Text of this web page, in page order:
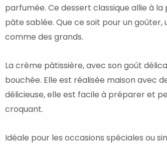
parfumée. Ce dessert classique allie à
pâte sablée. Que ce soit pour un
comme des grands.
La crème pâtissière, avec son goût
bouchée. Elle est réalisée maison avec
délicieuse, elle est facile à préparer et
croquant.
Idéale pour les occasions spéciales ou